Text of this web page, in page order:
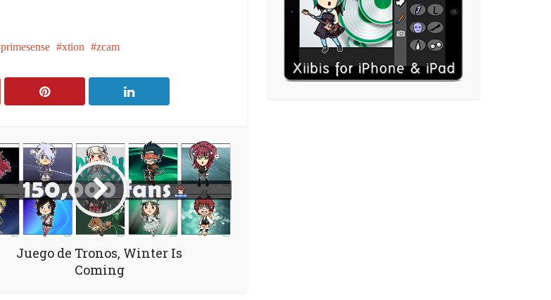
primesense xtion zcam
Juego de Tronos, Winter Is
Coming